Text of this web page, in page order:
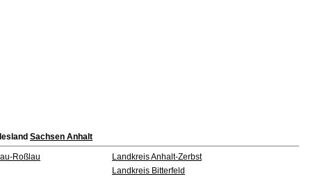
Sachsen Anhalt
Roßlau
Landkreis Anhalt-Zerbst
Landkreis Bitterfeld